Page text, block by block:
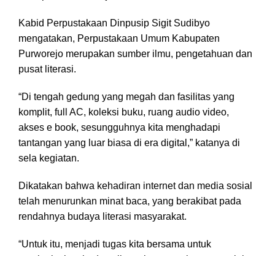
Kabid Perpustakaan Dinpusip Sigit Sudibyo
mengatakan, Perpustakaan Umum Kabupaten
Purworejo merupakan sumber ilmu, pengetahuan dan
pusat literasi.
“Di tengah gedung yang megah dan fasilitas yang
komplit, full AC, koleksi buku, ruang audio video,
akses e book, sesungguhnya kita menghadapi
tantangan yang luar biasa di era digital,” katanya di
sela kegiatan.
Dikatakan bahwa kehadiran internet dan media sosial
telah menurunkan minat baca, yang berakibat pada
rendahnya budaya literasi masyarakat.
“Untuk itu, menjadi tugas kita bersama untuk